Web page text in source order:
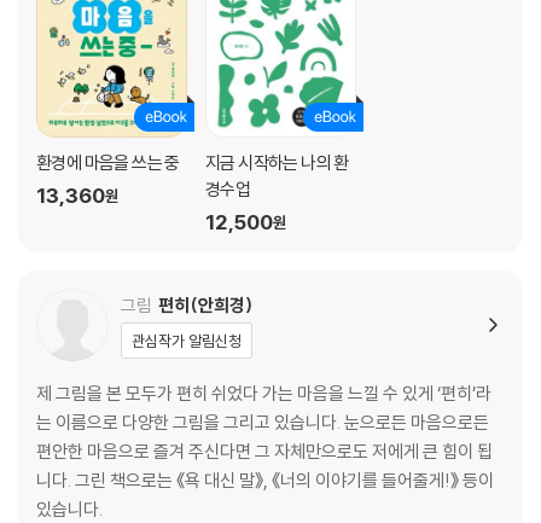
환경에 마음을 쓰는 중
13,360원
지금 시작하는 나의 환
경수업
12,500원
그림 편히(안희경)
관심작가 알림신청
제 그림을 본 모두가 편히 쉬었다 가는 마음을 느낄 수 있게 ‘편히’라
는 이름으로 다양한 그림을 그리고 있습니다. 눈으로든 마음으로든
편안한 마음으로 즐겨 주신다면 그 자체만으로도 저에게 큰 힘이 됩
니다. 그린 책으로는 《욕 대신 말》, 《너의 이야기를 들어줄게!》 등이
있습니다.